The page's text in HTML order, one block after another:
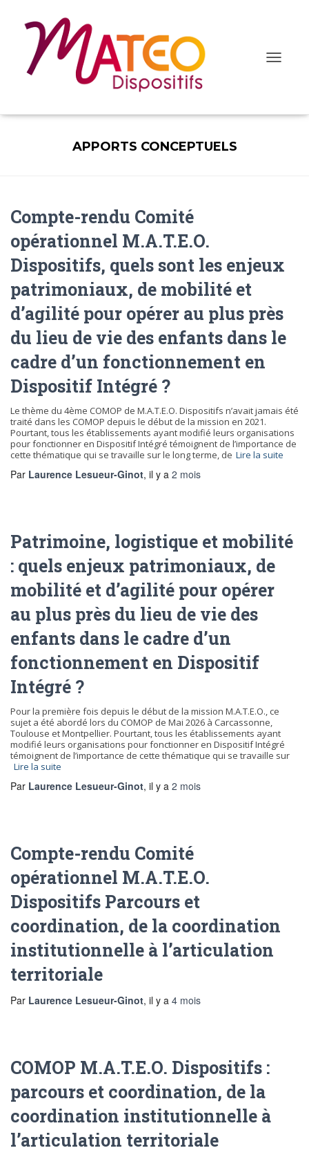
APPORTS CONCEPTUELS
Compte-rendu Comité
opérationnel M.A.T.E.O.
Dispositifs, quels sont les enjeux
patrimoniaux, de mobilité et
d’agilité pour opérer au plus près
du lieu de vie des enfants dans le
cadre d’un fonctionnement en
Dispositif Intégré ?
Le thème du 4ème COMOP de M.A.T.E.O. Dispositifs n’avait jamais été
traité dans les COMOP depuis le début de la mission en 2021.
Pourtant, tous les établissements ayant modifié leurs organisations
pour fonctionner en Dispositif Intégré témoignent de l’importance de
cette thématique qui se travaille sur le long terme, de Lire la suite
Par Laurence Lesueur-Ginot, il y a 2 mois
Patrimoine, logistique et mobilité
: quels enjeux patrimoniaux, de
mobilité et d’agilité pour opérer
au plus près du lieu de vie des
enfants dans le cadre d’un
fonctionnement en Dispositif
Intégré ?
Pour la première fois depuis le début de la mission M.A.T.E.O., ce
sujet a été abordé lors du COMOP de Mai 2026 à Carcassonne,
Toulouse et Montpellier. Pourtant, tous les établissements ayant
modifié leurs organisations pour fonctionner en Dispositif Intégré
témoignent de l’importance de cette thématique qui se travaille sur
Lire la suite
Par Laurence Lesueur-Ginot, il y a 2 mois
Compte-rendu Comité
opérationnel M.A.T.E.O.
Dispositifs Parcours et
coordination, de la coordination
institutionnelle à l’articulation
territoriale
Par Laurence Lesueur-Ginot, il y a 4 mois
COMOP M.A.T.E.O. Dispositifs :
parcours et coordination, de la
coordination institutionnelle à
l’articulation territoriale